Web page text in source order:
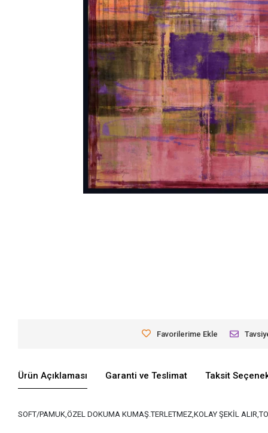
Favorilerime Ekle
Ürün Açıklaması Garanti ve Teslimat Taksit
SOFT/PAMUK,ÖZEL DOKUMA KUMAŞ.TERLETMEZ,KOLAY ŞEKİL